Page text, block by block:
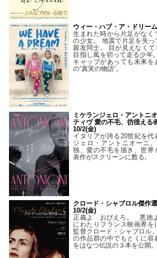
ウィー・ハブ・ア・ドリー
生まれた時から片足がなく
の少女。 地震で片足を失
親友同士。 目が見えなく
目指し風を切って走る少年
キャップがあっても未来を
の“真実の物語”。
ミケランジェロ・アントニ
ティヴ 愛の不毛、彷徨える
10/2(金)
イタリアが誇る20世紀を代
ジェロ・アントニオーニ
独、愛の不毛を描き、世界
表作がスクリーンに甦る。
クロード・シャブロル傑作
10/2(金)
正義よ おびえろ。 悪徳
にわたりフランス映画界を
監督クロード・シャブロル
の作品群の中でもとくに容
をはなつ伝説の３本を公開。